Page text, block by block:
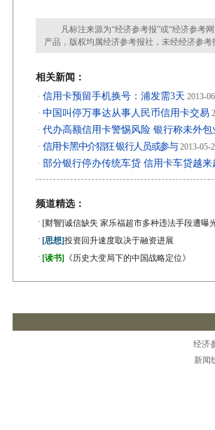
凡标注来源为“经济参考报”或“经济参考网
产品，版权均属经济参考报社，未经经济参
相关新闻：
· 信用卡预留手机换号：浦发需3天 2013-
· 中国叫停万事达从事人民币信用卡交易
· 代办高额信用卡警惕风险 银行称未外包
· 信用卡黑中介猖狂 银行人员或参与2013-05-
· 部分银行停办传统车贷 信用卡车贷越来
频道精选：
· [财智]诚信缺失 家乐福超市多种违法手段遭曝
· [思想]投资回升速度取决于融资进展
· [读书] 《历史大变局下的中国战略定位》
经济
新闻